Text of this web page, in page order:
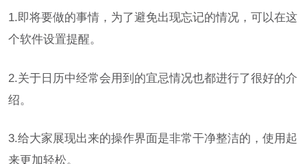
1.即将要做的事情，为了避免出现忘记的情况，可以在这
个软件设置提醒。
2.关于日历中经常会用到的宜忌情况也都进行了很好的介
绍。
3.给大家展现出来的操作界面是非常干净整洁的，使用起
来更加轻松。